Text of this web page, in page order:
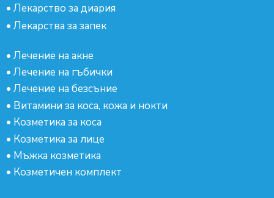
• Лекарство за диария
• Лекарства за запек
• Лечение на акне
• Лечение на гъбички
• Лечение на безсъние
• Витамини за коса, кожа и нокти
• Козметика за коса
• Козметика за лице
• Мъжка козметика
• Козметичен комплект